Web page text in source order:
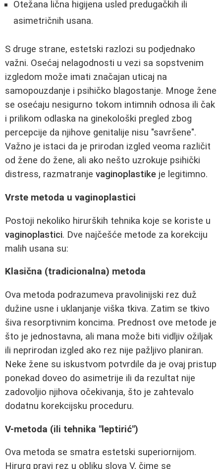
Otežana lična higijena usled predugačkih ili
asimetričnih usana.
S druge strane, estetski razlozi su podjednako
važni. Osećaj nelagodnosti u vezi sa sopstvenim
izgledom može imati značajan uticaj na
samopouzdanje i psihičko blagostanje. Mnoge žene
se osećaju nesigurno tokom intimnih odnosa ili čak
i prilikom odlaska na ginekološki pregled zbog
percepcije da njihove genitalije nisu "savršene".
Važno je istaci da je prirodan izgled veoma različit
od žene do žene, ali ako nešto uzrokuje psihički
distress, razmatranje vaginoplastike je legitimno.
Vrste metoda u vaginoplastici
Postoji nekoliko hirurških tehnika koje se koriste u
vaginoplastici. Dve najčešće metode za korekciju
malih usana su:
Klasična (tradicionalna) metoda
Ova metoda podrazumeva pravolinijski rez duž
dužine usne i uklanjanje viška tkiva. Zatim se tkivo
šiva resorptivnim koncima. Prednost ove metode je
što je jednostavna, ali mana može biti vidljiv ožiljak
ili neprirodan izgled ako rez nije pažljivo planiran.
Neke žene su iskustvom potvrdile da je ovaj pristup
ponekad doveo do asimetrije ili da rezultat nije
zadovoljio njihova očekivanja, što je zahtevalo
dodatnu korekcijsku proceduru.
V-metoda (ili tehnika "leptirić")
Ova metoda se smatra estetski superiornijom.
Hirurg pravi rez u obliku slova V, čime se